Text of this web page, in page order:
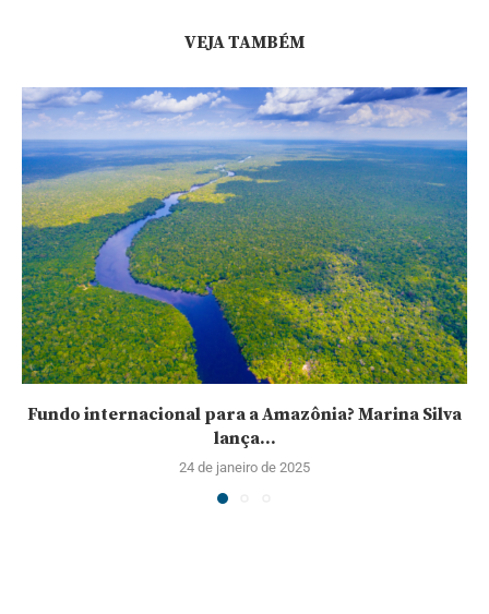
VEJA TAMBÉM
Fundo internacional para a Amazônia? Marina Silva
lança...
24 de janeiro de 2025